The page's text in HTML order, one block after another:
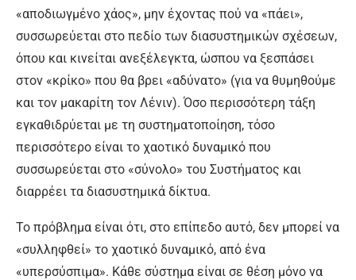
«αποδιωγμένο χάος», μην έχοντας πού να «πάει»,
συσσωρεύεται στο πεδίο των διασυστημικών σχέσεων,
όπου και κινείται ανεξέλεγκτα, ώσπου να ξεσπάσει
στον «κρίκο» που θα βρει «αδύνατο» (για να θυμηθούμε
και τον μακαρίτη τον Λένιν). Όσο περισσότερη τάξη
εγκαθιδρύεται με τη συστηματοποίηση, τόσο
περισσότερο είναι το χαοτικό δυναμικό που
συσσωρεύεται στο «σύνολο» του Συστήματος και
διαρρέει τα διασυστημικά δίκτυα.
Το πρόβλημα είναι ότι, στο επίπεδο αυτό, δεν μπορεί να
«συλληφθεί» το χαοτικό δυναμικό, από ένα
«υπερσύσπιμα». Κάθε σύστημα είναι σε θέση μόνο να